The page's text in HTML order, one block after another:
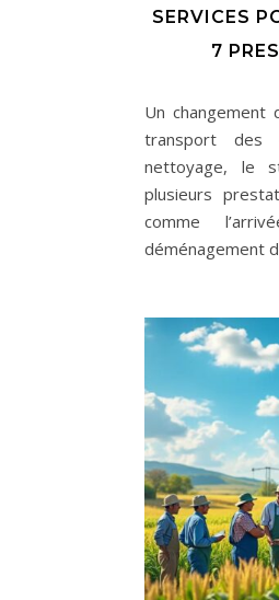
SERVICES
7
Un
transport des
nettoyage, le
plusieurs
comme
déménagement